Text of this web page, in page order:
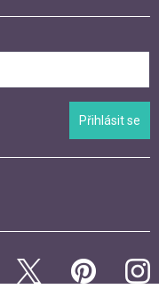
Přihlásit se